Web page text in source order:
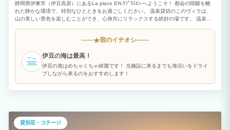
静岡県伊東市（伊豆高原）にあるLa place EN-ﾗﾌﾟﾗｽｴﾝ-へようこそ！ 都会の喧騒を離
れた静かな環境で、特別なひとときをお過ごしください。 温泉貸切のこのヴィラは、
山の美しい景色を楽しむことができ、心身共にリラックスする絶好の場です。 温泉で
の最低宿泊人数は2名様から、最大6名様までご利用可能です。 ・全館禁煙のため、快
ご入浴頂けます！ ・洗濯機・乾燥機完備 ・駐車場 2台分スペース有（無料/予約不
要） 【家電設備】 ・電子レンジ・オーブンレンジ・炊飯器・トースター・冷蔵庫・電
子ケトル・洗濯機・乾燥機・ヘアードライヤー・ヘアーアイロン・IHクッキングヒータ
ー・BBQコンロ貸出有 その他、調理器具・食器類はご自由にお使い頂けます！
光の拠点としても最適です。ぜひこの機会に、ご友人やご家族と特別な時間をお過ごし
ください。 【お客様へお願い】 ご予約時にメールアドレスの入力をお願いいたしま
す。 ご予約完了後、旅館業法に基づき、お客様情報の入力が必要となります。
★宿のイチオシ
伊豆の海は最高！
伊豆の海はめちゃくちゃ綺麗です！ 当施設に来るまでも海沿いをドライ
ブしながら来るのをおすすめします！
貸別荘・コテージ